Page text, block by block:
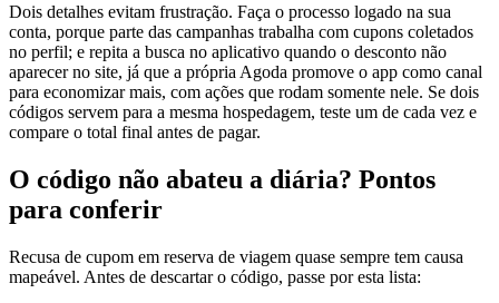
Dois detalhes evitam frustração. Faça o processo logado na sua
conta, porque parte das campanhas trabalha com cupons coletados
no perfil; e repita a busca no aplicativo quando o desconto não
aparecer no site, já que a própria Agoda promove o app como canal
para economizar mais, com ações que rodam somente nele. Se dois
códigos servem para a mesma hospedagem, teste um de cada vez e
compare o total final antes de pagar.
O código não abateu a diária? Pontos
para conferir
Recusa de cupom em reserva de viagem quase sempre tem causa
mapeável. Antes de descartar o código, passe por esta lista: